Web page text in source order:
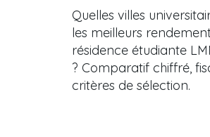
Quelles villes
les meilleurs
résidence étudiante
? Comparatif chiffré,
critères de sélection.